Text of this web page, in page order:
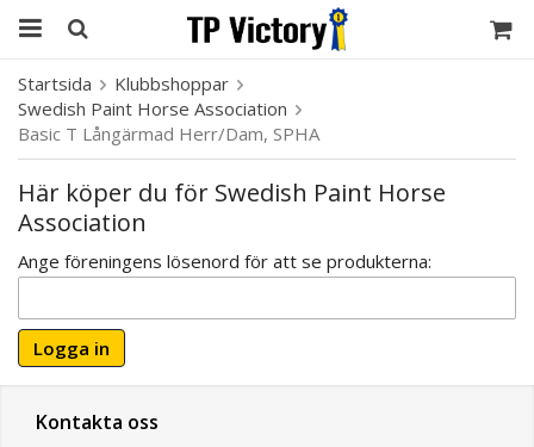
Startsida
Klubbshoppar
Swedish Paint Horse Association
Basic T Långärmad Herr/Dam, SPHA
Här köper du för Swedish Paint Horse
Association
Ange föreningens lösenord för att se produkterna:
Logga in
Kontakta oss